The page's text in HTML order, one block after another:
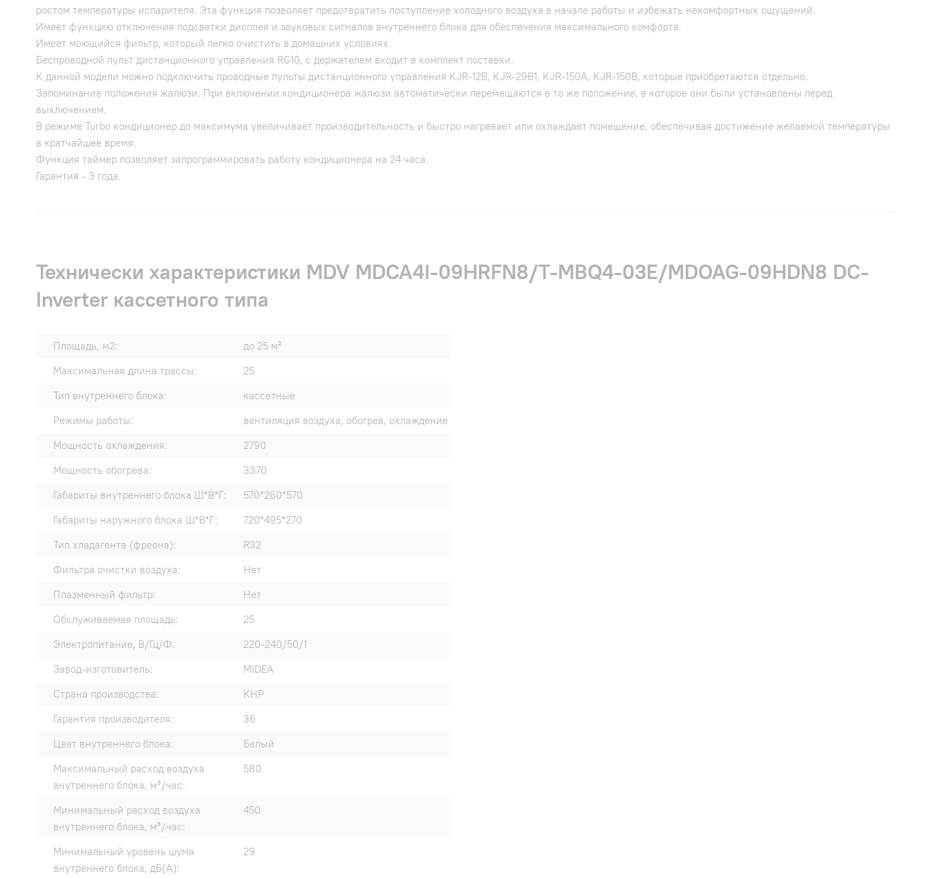
ростом температуры испарителя. Эта функция позволяет предотвратить поступление холодного воздуха в начале работы и избежать некомфортных ощущений.
Имеет функцию отключения подсветки дисплея и звуковых сигналов внутреннего блока для обеспечения максимального комфорта.
Имеет моющийся фильтр, который легко очистить в домашних условиях.
Беспроводной пульт дистанционного управления RG10, с держателем входит в комплект поставки.
К данной модели можно подключить проводные пульты дистанционного управления KJR-12B, KJR-29B1, KJR-150А, KJR-150B, которые приобретаются отдельно.
Запоминание положения жалюзи. При включении кондиционера жалюзи автоматически перемещаются в то же положение, в которое они были установлены перед
выключением.
В режиме Turbo кондиционер до максимума увеличивает производительность и быстро нагревает или охлаждает помещение, обеспечивая достижение желаемой температуры
в кратчайшее время.
Функция таймер позволяет запрограммировать работу кондиционера на 24 часа.
Гарантия - 3 года.
Технически характеристики MDV MDCA4I-09HRFN8/T-MBQ4-03E/MDOAG-09HDN8 DC-
Inverter кассетного типа
Площадь, м2:
до 25 м²
Максимальная длина трассы:
25
Тип внутреннего блока:
кассетные
Режимы работы:
вентиляция воздуха, обогрев, охлаждение
Мощность охлаждения:
2790
Мощность обогрева:
3370
Габариты внутреннего блока Ш*В*Г:
570*260*570
Габариты наружного блока Ш*В*Г:
720*495*270
Тип хладагента (фреона):
R32
Фильтра очистки воздуха:
Нет
Плазменный фильтр:
Нет
Обслуживаемая площадь:
25
Электропитание, В/Гц/Ф:
220-240/50/1
Завод-изготовитель:
MIDEA
Страна производства:
КНР
Гарантия производителя:
36
Цвет внутреннего блока:
Белый
Максимальный расход воздуха
внутреннего блока, м³/час:
580
Минимальный расход воздуха
внутреннего блока, м³/час:
450
Минимальный уровень шума
внутреннего блока, дБ(А):
29